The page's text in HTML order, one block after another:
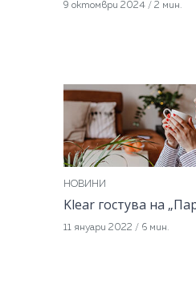
9 октомври 2024 / 2 мин.
НОВИНИ
Klear гостува на
11 януари 2022 / 6 мин.